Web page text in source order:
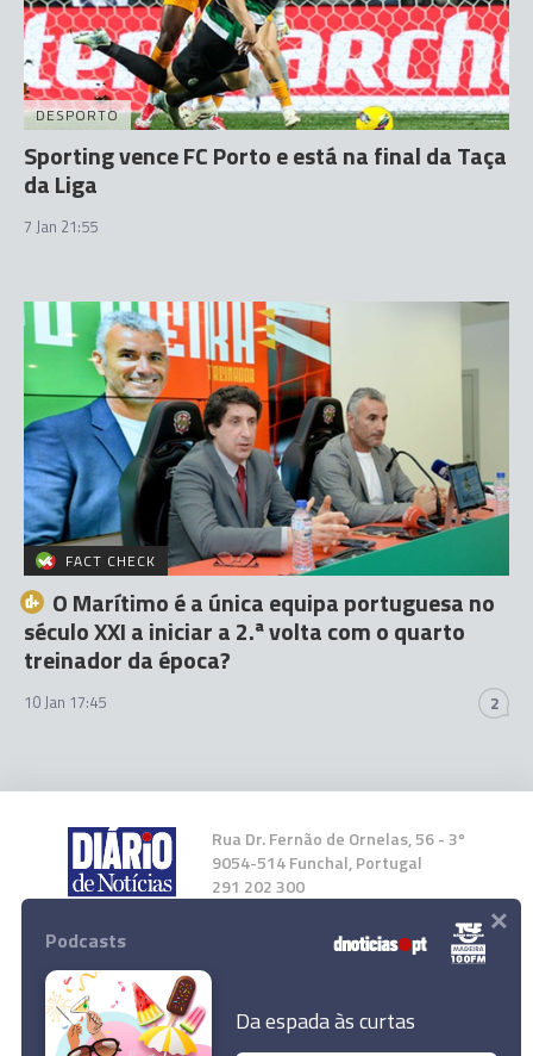
DESPORTO
Sporting vence FC Porto e está na final da Taça
da Liga
7 Jan 21:55
FACT CHECK
O Marítimo é a única equipa portuguesa no
século XXI a iniciar a 2.ª volta com o quarto
treinador da época?
10 Jan 17:45 2
Rua Dr. Fernão de Ornelas, 56 - 3º
9054-514 Funchal, Portugal
291 202 300
Instale a nossa App
Podcasts
Da espada às curtas
×